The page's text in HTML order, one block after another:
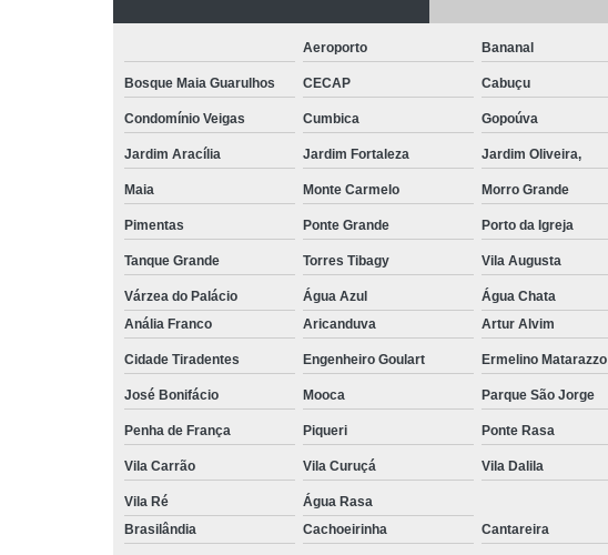
Aeroporto Bananal
Bosque Maia Guarulhos CECAP Cabuçu
Condomínio Veigas Cumbica Gopoúva
Jardim Aracília Jardim Fortaleza Jardim Oliveira,
Maia Monte Carmelo Morro Grande
Pimentas Ponte Grande Porto da Igreja
Tanque Grande Torres Tibagy Vila Augusta
Várzea do Palácio Água Azul
Água Chata
Anália Franco
Aricanduva Artur Alvim
Cidade Tiradentes Engenheiro Goulart Ermelino Matarazzo
José Bonifácio Mooca Parque São Jorge
Penha de França Piqueri Ponte Rasa
Vila Carrão Vila Curuçá Vila Dalila
Vila Ré
Água Rasa
Brasilândia
Cachoeirinha Cantareira